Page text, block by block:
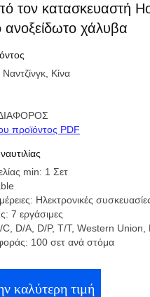
τον κατασκευαστή
χάλυβα
Κίνα
ΔΙΑΦΟΡΟΣ
προϊόντος PDF
min: 1 Σετ
Ηλεκτρονικές
7 εργάσιμες
D/A, D/P, T/T, Western Union,
100 σετ ανά στόμα
καλύτερη τιμή